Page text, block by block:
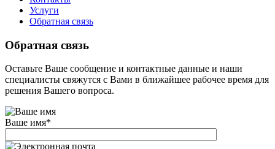
Услуги
Обратная связь
Обратная связь
Оставьте Ваше сообщение и контактные данные и наши
специалисты свяжутся с Вами в ближайшее рабочее время для
решения Вашего вопроса.
Ваше имя*